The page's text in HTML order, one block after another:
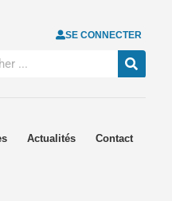
SE CONNECTER
Actualités Contact